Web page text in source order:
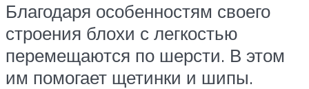
Благодаря особенностям своего
строения блохи с легкостью
перемещаются по шерсти. В этом
им помогает щетинки и шипы.